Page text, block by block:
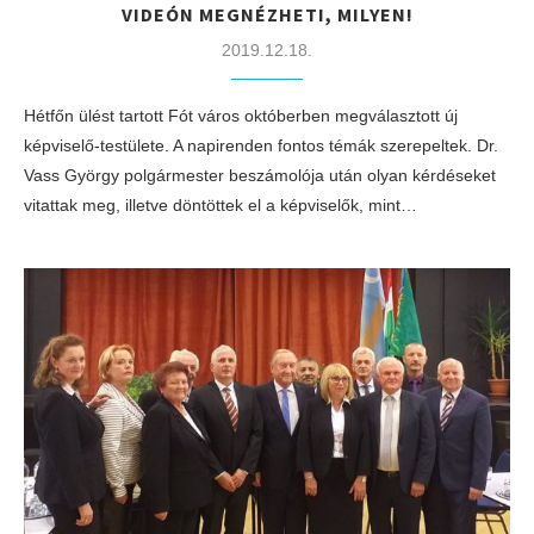
VIDEÓN MEGNÉZHETI, MILYEN!
2019.12.18.
Hétfőn ülést tartott Fót város októberben megválasztott új
képviselő-testülete. A napirenden fontos témák szerepeltek. Dr.
Vass György polgármester beszámolója után olyan kérdéseket
vitattak meg, illetve döntöttek el a képviselők, mint…